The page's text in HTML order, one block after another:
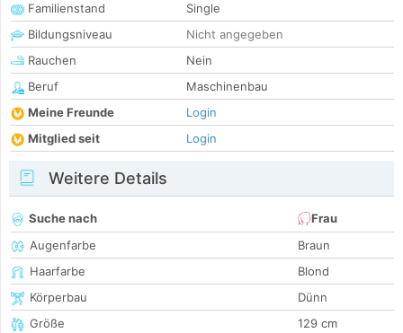
Familienstand
Single
Bildungsniveau
Nicht angegeben
Rauchen
Nein
Beruf
Maschinenbau
Meine Freunde
Login
Mitglied seit
Login
Weitere Details
Suche nach
Frau
Augenfarbe
Braun
Haarfarbe
Blond
Körperbau
Dünn
Größe
129 cm